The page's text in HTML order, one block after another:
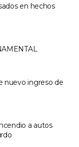
en hechos
nuevo ingreso de
a autos